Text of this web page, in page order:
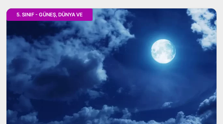
5. SINIF - GÜNEŞ, DÜNYA VE